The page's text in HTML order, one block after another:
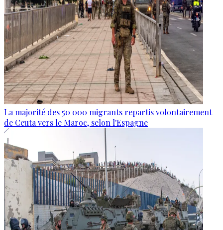
La majorité des 50 000 migrants repartis volontairement
de Ceuta vers le Maroc, selon l'Espagne